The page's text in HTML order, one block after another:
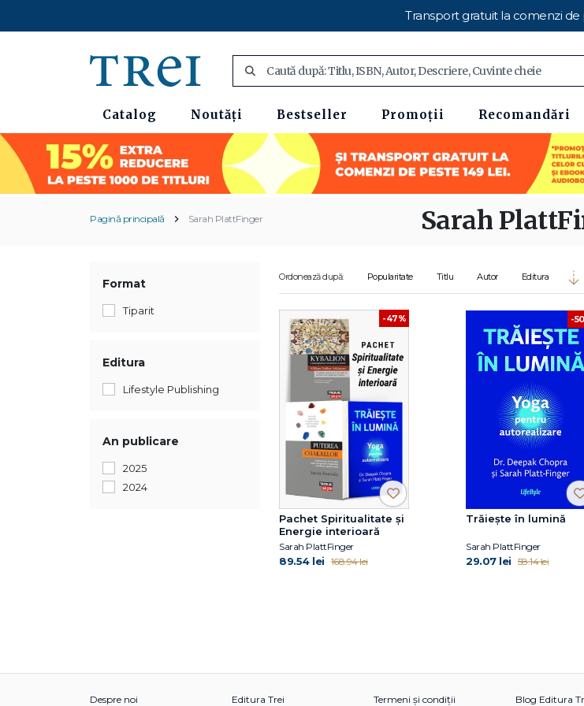
Transport gratuit la comenzi de
Catalog Noutăți Bestseller Promoții Recomandări
Pagină principală Sarah PlattFinger Sarah
Format
Tiparit
Editura
Lifestyle Publishing
An publicare
2025
2024
Ordonează după: Popularitate Titlu Autor Editura
-47%
Pachet Spiritualitate și
Energie interioară
Sarah PlattFinger
89.54 lei 168.94 lei
-
Trăiește în lumină
Sarah PlattFinger
29.07 lei 58.14 lei
Despre noi Editura Trei Termeni și condiții Blog Editura